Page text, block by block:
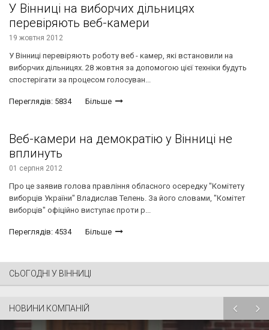
У Вінниці на виборчих дільницях
перевіряють веб-камери
19 жовтня 2012
У Вінниці перевіряють роботу веб - камер, які встановили на
виборчих дільницях. 28 жовтня за допомогою цієї техніки будуть
спостерігати за процесом голосуван...
Переглядів: 5834 Більше
Веб-камери на демократію у Вінниці не
вплинуть
01 серпня 2012
Про це заявив голова правління обласного осередку "Комітету
виборців України" Владислав Телень. За його словами, "Комітет
виборців" офіційно виступає проти р...
Переглядів: 4534 Більше
СЬОГОДНІ У ВІННИЦІ
НОВИНИ КОМПАНІЙ